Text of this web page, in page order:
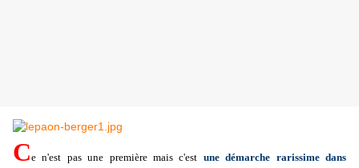
Ce n'est pas une première mais c'est une démarche rarissime dans